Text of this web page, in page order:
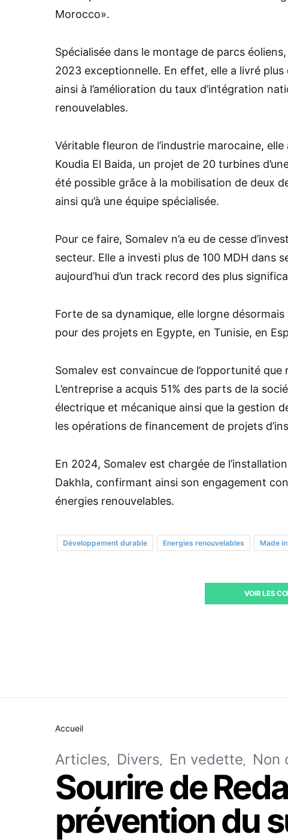
Morocco».
Spécialisée dans le montage de parcs
2023 exceptionnelle. En effet, elle a livré
ainsi à l’amélioration du taux d’intégration
renouvelables.
Véritable fleuron de l’industrie marocaine,
Koudia El Baida, un projet de 20 turbines
été possible grâce à la mobilisation de deux
ainsi qu’à une équipe spécialisée.
Pour ce faire, Somalev n’a eu de cesse
secteur. Elle a investi plus de 100 MDH dans
aujourd’hui d’un track record des plus
Forte de sa dynamique, elle lorgne
pour des projets en Egypte, en Tunisie, en
Somalev est convaincue de l’opportunité
L’entreprise a acquis 51% des parts de la
électrique et mécanique ainsi que la gestion
les opérations de financement de projets
En 2024, Somalev est chargée de
Dakhla, confirmant ainsi son engagement
énergies renouvelables.
Développement durable Energies renouvelables Made
VOIR LES
Accueil
Articles Divers En vedette Non
Sourire de
prévention du